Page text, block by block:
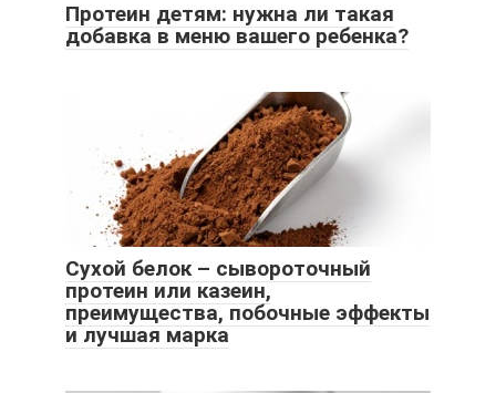
Протеин детям: нужна ли такая
добавка в меню вашего ребенка?
Сухой белок – сывороточный
протеин или казеин,
преимущества, побочные эффекты
и лучшая марка